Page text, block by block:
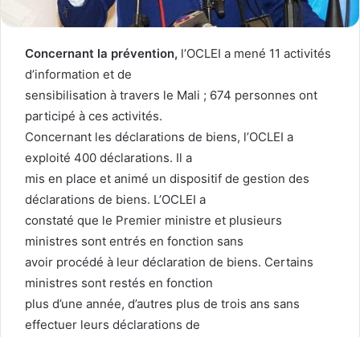
Concernant la prévention, l’OCLEI a mené 11 activités
d’information et de
sensibilisation à travers le Mali ; 674 personnes ont
participé à ces activités.
Concernant les déclarations de biens, l’OCLEI a
exploité 400 déclarations. Il a
mis en place et animé un dispositif de gestion des
déclarations de biens. L’OCLEI a
constaté que le Premier ministre et plusieurs
ministres sont entrés en fonction sans
avoir procédé à leur déclaration de biens. Certains
ministres sont restés en fonction
plus d’une année, d’autres plus de trois ans sans
effectuer leurs déclarations de